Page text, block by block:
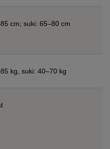
cm; suki: 65–80 cm
kg, suki: 40–70 kg